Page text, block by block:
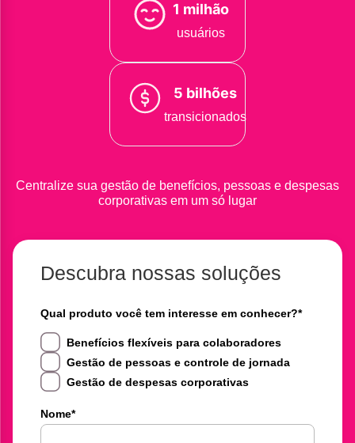
1 milhão
usuários
5 bilhões
transicionados
Centralize sua gestão de benefícios, pessoas e despesas
corporativas em um só lugar
Descubra nossas soluções
Qual produto você tem interesse em conhecer?*
Benefícios flexíveis para colaboradores
Gestão de pessoas e controle de jornada
Gestão de despesas corporativas
Nome*